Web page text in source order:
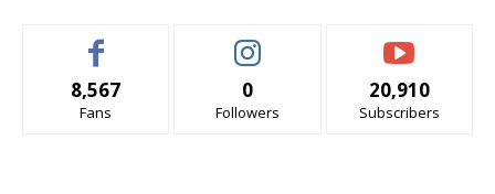
8,567
Fans
0
Followers
20,910
Subscribers